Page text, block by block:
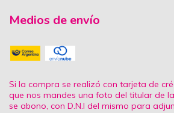
Medios de envío
Si la compra se realizó con tarjeta de
que nos mandes una foto del titular de
se abono, con D.N.I del mismo para